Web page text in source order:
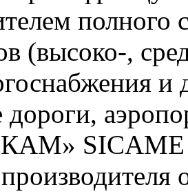
полного
(высоко-,
дороги,
SICAME